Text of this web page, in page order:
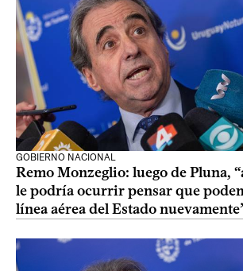
GOBIERNO NACIONAL
Remo Monzeglio: luego de Pluna,
le podría ocurrir pensar que
línea aérea del Estado